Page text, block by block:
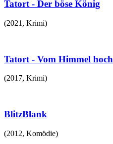
Tatort - Der böse König
(2021 , Krimi)
Tatort - Vom Himmel hoch
(2017, Krimi)
BlitzBlank
(2012, Komödie)